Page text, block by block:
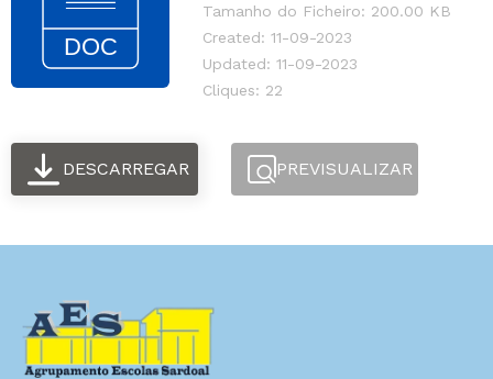
Tamanho do Ficheiro: 200.00 KB
Created: 11-09-2023
Updated: 11-09-2023
Cliques: 22
DESCARREGAR PREVISUALIZAR